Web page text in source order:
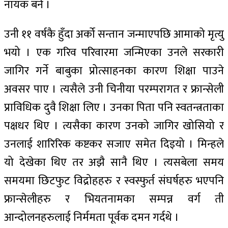
नायक बने ।
उनी ११ वर्षकै हुँदा अर्को सन्तान जन्माएपछि आमाको मृत्यु
भयो । एक गरिव परिवारमा जन्मिएका उनले सरकारी
जागिर गर्ने बाबुका प्रोत्साहनका कारण शिक्षा पाउने
अवसर पाए । त्यसैले उनी चिनीया परम्परागत र फ्रान्सेली
प्राविधिक दुवै शिक्षा लिए । उनका पिता पनि स्वतन्त्रताका
पक्षधर थिए । त्यसैका कारण उनको जागिर खोसियो र
उनलाई शारिरिक कष्टकर सजाए समेत दिइयो । मिन्हले
यो देखेका थिए तर अझै सानै थिए । त्यसबेला समय
समयमा छिटफुट विद्रोहहरु र स्वस्फुर्त संघर्षहरु भएपनि
फ्रान्सेलीहरु र भियतनामका सम्पन्न वर्ग ती
आन्दोलनहरुलाई निर्ममता पूर्वक दमन गर्दथे ।